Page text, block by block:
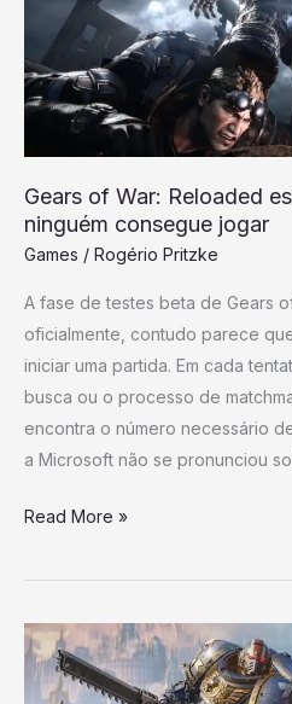
Gears of War: Reloaded
ninguém consegue jogar
Games / Rogério Pritzke
A fase de testes beta de Gears
oficialmente, contudo parece
iniciar uma partida. Em cada
busca ou o processo de
encontra o número necessário
a Microsoft não se pronunciou
online,
mas
ninguém
Read More »
Space
Marine